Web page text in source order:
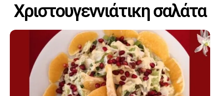
Χριστουγεννιάτικη σαλάτα